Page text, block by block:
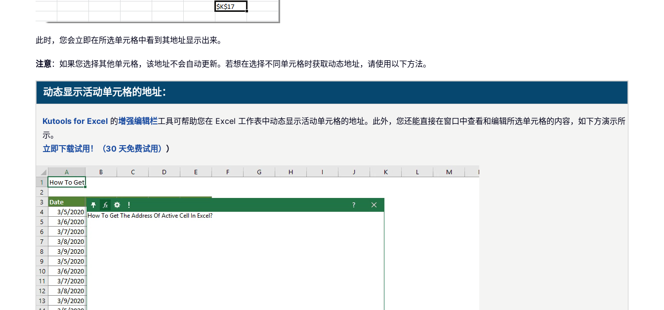
此时，您会立即在所选单元格中看到其地址显示出来。
注意：如果您选择其他单元格，该地址不会自动更新。若想在选择不同单元格时获取动态地址，请使用以下方法。
动态显示活动单元格的地址：
Kutools for Excel 的增强编辑栏工具可帮助您在 Excel 工作表中动态显示活动单元格的地址。此外，您还能直接在窗口中查看和编辑所选单元格的内容，如下方演示所
示。
立即下载试用！（30 天免费试用） ）